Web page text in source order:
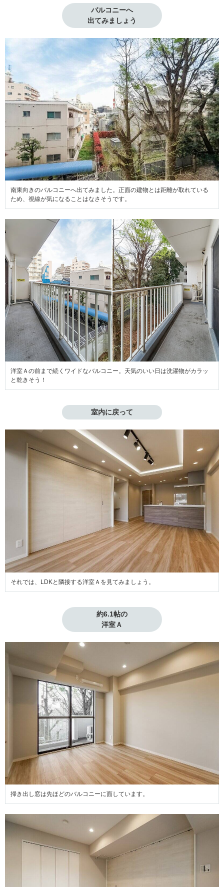
バルコニーへ
出てみましょう
南東向きのバルコニーへ出てみました。正面の建物とは距離が取れている
ため、視線が気になることはなさそうです。
洋室Ａの前まで続くワイドなバルコニー。天気のいい日は洗濯物がカラッ
と乾きそう！
室内に戻って
それでは、LDKと隣接する洋室Ａを見てみましょう。
約6.1帖の
洋室Ａ
掃き出し窓は先ほどのバルコニーに面しています。